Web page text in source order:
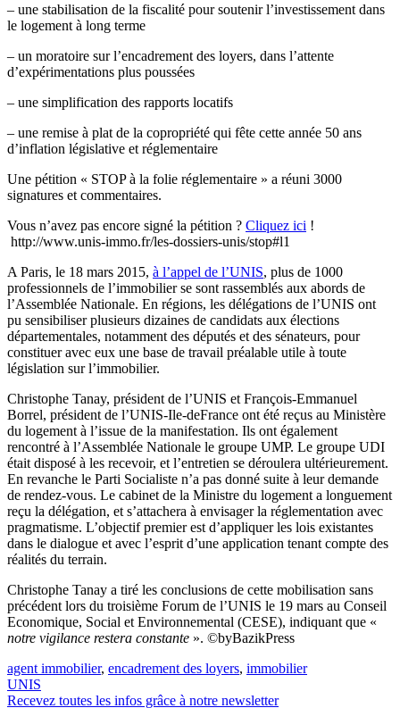
– une stabilisation de la fiscalité pour soutenir l’investissement dans
le logement à long terme
– un moratoire sur l’encadrement des loyers, dans l’attente
d’expérimentations plus poussées
– une simplification des rapports locatifs
– une remise à plat de la copropriété qui fête cette année 50 ans
d’inflation législative et réglementaire
Une pétition « STOP à la folie réglementaire » a réuni 3000
signatures et commentaires.
Vous n’avez pas encore signé la pétition ? Cliquez ici !
http://www.unis-immo.fr/les-dossiers-unis/stop#l1
A Paris, le 18 mars 2015, à l’appel de l’UNIS, plus de 1000
professionnels de l’immobilier se sont rassemblés aux abords de
l’Assemblée Nationale. En régions, les délégations de l’UNIS ont
pu sensibiliser plusieurs dizaines de candidats aux élections
départementales, notamment des députés et des sénateurs, pour
constituer avec eux une base de travail préalable utile à toute
législation sur l’immobilier.
Christophe Tanay, président de l’UNIS et François-Emmanuel
Borrel, président de l’UNIS-Ile-deFrance ont été reçus au Ministère
du logement à l’issue de la manifestation. Ils ont également
rencontré à l’Assemblée Nationale le groupe UMP. Le groupe UDI
était disposé à les recevoir, et l’entretien se déroulera ultérieurement.
En revanche le Parti Socialiste n’a pas donné suite à leur demande
de rendez-vous. Le cabinet de la Ministre du logement a longuement
reçu la délégation, et s’attachera à envisager la réglementation avec
pragmatisme. L’objectif premier est d’appliquer les lois existantes
dans le dialogue et avec l’esprit d’une application tenant compte des
réalités du terrain.
Christophe Tanay a tiré les conclusions de cette mobilisation sans
précédent lors du troisième Forum de l’UNIS le 19 mars au Conseil
Economique, Social et Environnemental (CESE), indiquant que «
notre vigilance restera constante ». ©byBazikPress
agent immobilier, encadrement des loyers, immobilier
UNIS
Recevez toutes les infos grâce à notre newsletter